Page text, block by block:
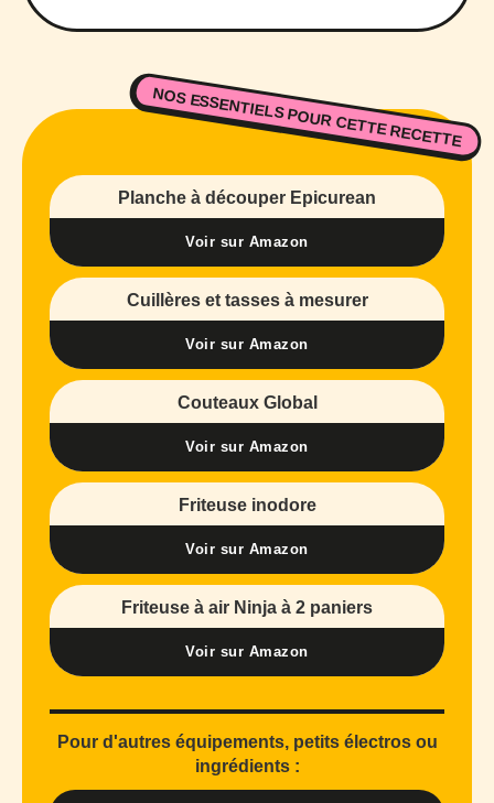
NOS ESSENTIELS POUR CETTE RECETTE
Planche à découper Epicurean
Voir sur Amazon
Cuillères et tasses à mesurer
Voir sur Amazon
Couteaux Global
Voir sur Amazon
Friteuse inodore
Voir sur Amazon
Friteuse à air Ninja à 2 paniers
Voir sur Amazon
Pour d'autres équipements, petits électros ou
ingrédients :